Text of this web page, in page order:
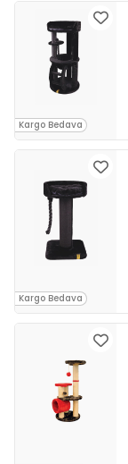
Kargo Bedava
Kargo Bedava